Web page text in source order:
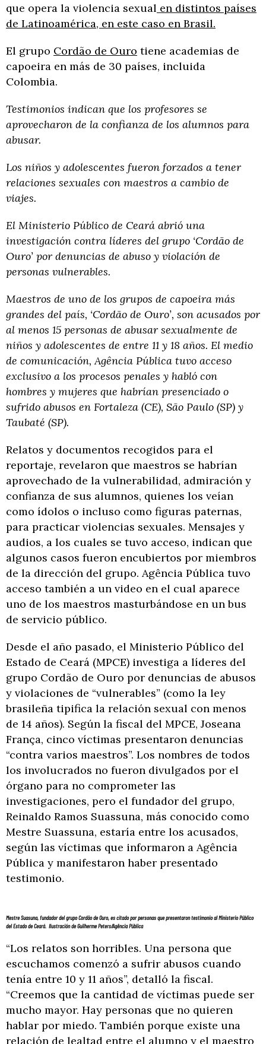
que opera la violencia sexual en distintos países
de Latinoamérica, en este caso en Brasil.
El grupo Cordão de Ouro tiene academias de
capoeira en más de 30 países, incluida
Colombia.
Testimonios indican que los profesores se
aprovecharon de la confianza de los alumnos para
abusar.
Los niños y adolescentes fueron forzados a tener
relaciones sexuales con maestros a cambio de
viajes.
El Ministerio Público de Ceará abrió una
investigación contra líderes del grupo ‘Cordão de
Ouro’ por denuncias de abuso y violación de
personas vulnerables.
Maestros de uno de los grupos de capoeira más
grandes del país, ‘Cordão de Ouro’, son acusados ​​por
al menos 15 personas de abusar sexualmente de
niños y adolescentes de entre 11 y 18 años. El medio
de comunicación, Agência Pública tuvo acceso
exclusivo a los procesos penales y habló con
hombres y mujeres que habrían presenciado o
sufrido abusos en Fortaleza (CE), São Paulo (SP) y
Taubaté (SP).
Relatos y documentos recogidos para el
reportaje, revelaron que maestros se habrían
aprovechado de la vulnerabilidad, admiración y
confianza de sus alumnos, quienes los veían
como ídolos o incluso como figuras paternas,
para practicar violencias sexuales. Mensajes y
audios, a los cuales se tuvo acceso, indican que
algunos casos fueron encubiertos por miembros
de la dirección del grupo. Agência Pública tuvo
acceso también a un video en el cual aparece
uno de los maestros masturbándose en un bus
de servicio público.
Desde el año pasado, el Ministerio Público del
Estado de Ceará (MPCE) investiga a líderes del
grupo Cordão de Ouro por denuncias de abusos
y violaciones de “vulnerables” (como la ley
brasileña tipifica la relación sexual con menos
de 14 años). Según la fiscal del MPCE, Joseana
França, cinco víctimas presentaron denuncias
“contra varios maestros”. Los nombres de todos
los involucrados no fueron divulgados por el
órgano para no comprometer las
investigaciones, pero el fundador del grupo,
Reinaldo Ramos Suassuna, más conocido como
Mestre Suassuna, estaría entre los acusados,
según las víctimas que informaron a Agência
Pública y manifestaron haber presentado
testimonio.
Mestre Suasuna, fundador del grupo Cordão de Ouro, es citado por personas que presentaron testimonio al Ministerio Público
del Estado de Ceará. Ilustración de Guilherme Peters/Agência Pública
“Los relatos son horribles. Una persona que
escuchamos comenzó a sufrir abusos cuando
tenía entre 10 y 11 años”, detalló la fiscal.
“Creemos que la cantidad de víctimas puede ser
mucho mayor. Hay personas que no quieren
hablar por miedo. También porque existe una
relación de lealtad entre el alumno y el maestro